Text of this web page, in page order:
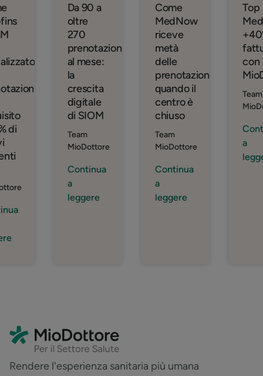
di
Da 90 a
oltre
270
prenotazioni
al mese:
la
crescita
digitale
di SIOM
Team
MioDottore
Continua
a
leggere
Come
MedNow
riceve
metà
delle
prenotazioni
quando il
centro è
chiuso
Team
MioDottore
Continua
a
leggere
Top
con
Team
a
Rendere l'esperienza sanitaria più umana